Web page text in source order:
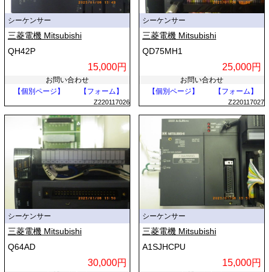
シーケンサー
三菱電機 Mitsubishi
QH42P
15,000円
お問い合わせ
【個別ページ】
【フォーム】
Z220117026
シーケンサー
三菱電機 Mitsubishi
QD75MH1
25,000円
お問い合わせ
【個別ページ】
【フォーム】
Z220117027
シーケンサー
三菱電機 Mitsubishi
Q64AD
30,000円
シーケンサー
三菱電機 Mitsubishi
A1SJHCPU
15,000円